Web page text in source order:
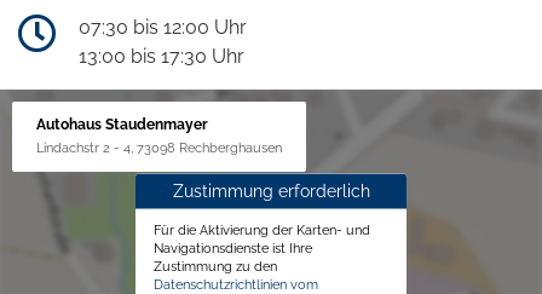
07:30 bis 12:00 Uhr
13:00 bis 17:30 Uhr
Autohaus Staudenmayer
Lindachstr 2 - 4, 73098 Rechberghausen
Zustimmung erforderlich
Für die Aktivierung der Karten- und
Navigationsdienste ist Ihre
Zustimmung zu den
Datenschutzrichtlinien vom